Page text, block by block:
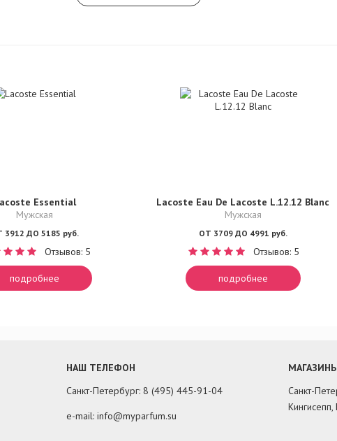
Essential
Мужская
3912 ДО 5185 руб.
Отзывов: 5
подробнее
Lacoste Eau De Lacoste L.12.12 Blanc
Мужская
ОТ 3709 ДО 4991 руб.
Отзывов: 5
подробнее
НАШ ТЕЛЕФОН
Санкт-Петербург: 8 (495) 445-91-04
e-mail: info@myparfum.su
Санкт-